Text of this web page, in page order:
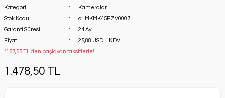
Kategori
Kameralar
Stok Kodu
o_MKMK45EZV0007
Garanti Süresi
24 Ay
Fiyat
25,88 USD + KDV
*157,55 TL den başlayan taksitlerle!
1.478,50 TL